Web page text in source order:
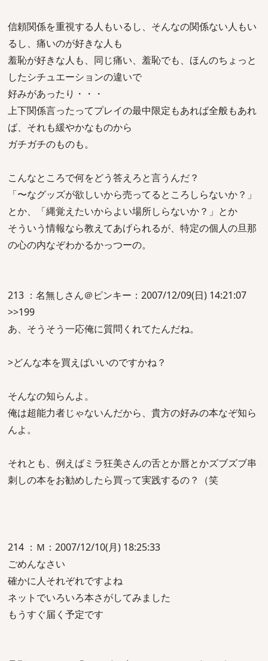
信頼関係を重視する人もいるし、そんなの関係ない人もい
るし、痛いのが好きな人も
羞恥が好きな人も、同じ痛い、羞恥でも、ほんのちょっと
したシチュエーションの違いで
好みがあったり・・・
上下関係言ったってプレイの最中限定もあれば全般もあれ
ば、それも緩やかなものから
ガチガチのものも。
こんなところで何をどう答えろと言うんだ？
「〜なグッズが欲しいから売ってるところしらないか？」
とか、「縄覚えたいからよい場所しらないか？」とか
そういう情報なら教えてあげられるが、特定の個人の旦那
の心の内なぞわかるかっつーの。
213 ：名無しさん＠ピンキー：2007/12/09(日) 14:21:07
>>199
あ、そうそう一応俺に質問くれてたんだね。
>どんな本を買えばいいのですかね？
そんなの知らんよ。
俺は超能力者じゃないんだから、貴方の好みの本なぞ知ら
んよ。
それとも、例えばミラ狂美さんの舌とか唇とかズブズブ串
刺しの本をお勧めしたら買って実践するの？（笑
214 ：Ｍ：2007/12/10(月) 18:25:33
ごめんなさい
確かに人それぞれですよね
ネットでいろいろ本さがしてみました
もうすぐ届く予定です